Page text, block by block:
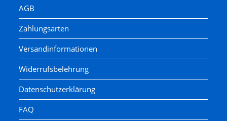
AGB
Zahlungsarten
Versandinformationen
Widerrufsbelehrung
Datenschutzerklärung
FAQ